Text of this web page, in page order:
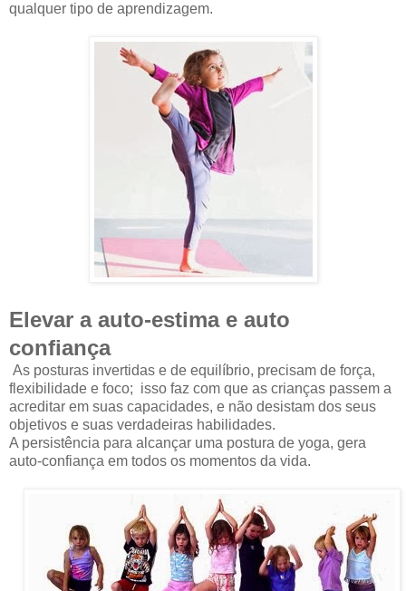
qualquer tipo de aprendizagem.
Elevar a auto-estima e auto
confiança
As posturas invertidas e de equilíbrio, precisam de força,
flexibilidade e foco; isso faz com que as crianças passem a
acreditar em suas capacidades, e não desistam dos seus
objetivos e suas verdadeiras habilidades.
A persistência para alcançar uma postura de yoga, gera
auto-confiança em todos os momentos da vida.